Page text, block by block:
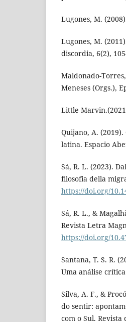
Lugones, M.
Lugones, M.
discordia, 6(2),
Maldonado-
Meneses (Orgs.),
Little
Quijano, A.
latina. Espacio
Sá, R. L. (2023).
filosofia della
https://doi.org/
Sá, R. L., &
Revista Letra
https://doi.org/
Santana, T. S. R.
Uma análise
Silva, A. F., &
do sentir:
com o Sul. Revista